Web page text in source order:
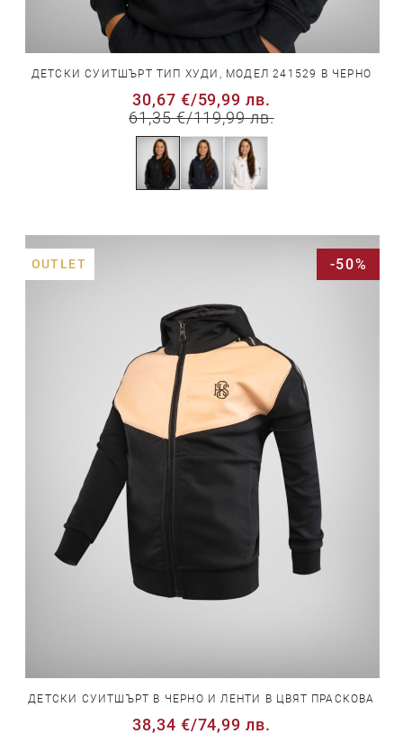
ДЕТСКИ СУИТШЪРТ ТИП ХУДИ, МОДЕЛ 241529 В ЧЕРНО
30,67 €/59,99 лв.
61,35 €/119,99 лв.
OUTLET -50%
ДЕТСКИ СУИТШЪРТ В ЧЕРНО И ЛЕНТИ В ЦВЯТ ПРАСКОВА
38,34 €/74,99 лв.